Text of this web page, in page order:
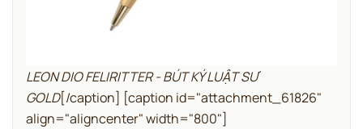
LEON DIO FELIRITTER - BÚT KÝ LUẬT SƯ
GOLD[/caption] [caption id="attachment_61826"
align="aligncenter" width="800"]